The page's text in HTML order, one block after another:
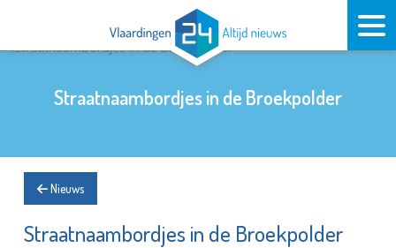
Straatnaambordjes in de Broekpolder
Nieuws
Straatnaambordjes in de Broekpolder